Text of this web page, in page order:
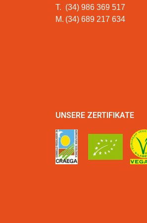
T. (34) 986 369 517
M. (34) 689 217 634
UNSERE ZERTIFIKATE